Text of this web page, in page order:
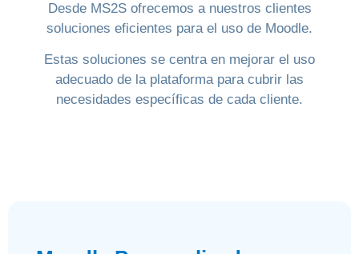
Desde MS2S ofrecemos a nuestros clientes
soluciones eficientes para el uso de Moodle.
Estas soluciones se centra en mejorar el uso
adecuado de la plataforma para cubrir las
necesidades específicas de cada cliente.